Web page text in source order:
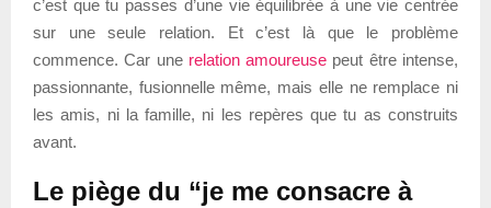
c’est que tu passes d’une vie équilibrée à une vie centrée
sur une seule relation. Et c’est là que le problème
commence. Car une relation amoureuse peut être intense,
passionnante, fusionnelle même, mais elle ne remplace ni
les amis, ni la famille, ni les repères que tu as construits
avant.
Le piège du “je me consacre à